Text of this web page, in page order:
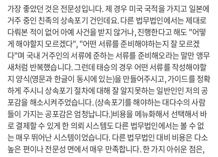
가장 좋았던 것은 전문성입니다. 제 경우 미국 국적을 가지고 일본에
거주 중인 친족의 상속포기 건인데요. 다른 법무법인에서는 제대로
다뤄본 적이 없어 아예 사건을 받지 않거나, 진행한다고 해도 "어떻
게 해야할지 모르겠다", "어떤 서류를 준비해야하는지 잘 모르겠
다"며 국내 거주인의 서류에 준하는 서류를 준비해오라는 말만 앵무
새처럼 반복했습니다. 그런데 태승의 경우 어떤 서류를 작성해야할
지 양식(영문과 한글이 동시에 있는)을 만들어주시고, 가이드를 정확
하게 주시니 상속포기 절차에 대해 잘 알지못하는 일반인인 저의 공
포감을 해소시켜주었습니다. (상속포기를 해야하는 대다수의 사람
들이 가지는 공포감은 엄청납니다.)비용을 메뉴화해서 선택해서 바
로 결제할 수 있게 한 의뢰 시스템도 다른 법무법인에서는 볼 수 없
는 매우 뛰어난 시스템이었습니다. 다른 법무법인 대비 비용은 다소
높은 편이나 전문성 면에서 매우 만족합니다. 한 가지 아쉬운 점은,